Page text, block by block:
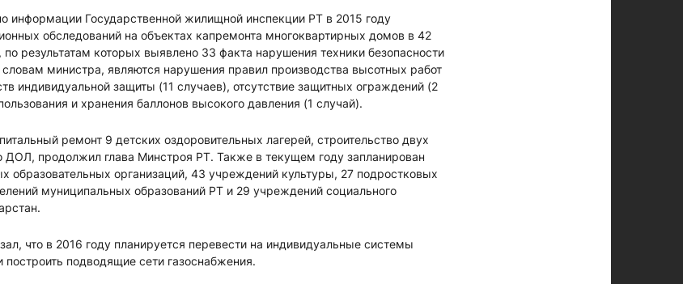
информации Государственной жилищной инспекции РТ в 2015 году
обследований на объектах капремонта многоквартирных домов в 42
результатам которых выявлено 33 факта нарушения техники безопасности
министра, являются нарушения правил производства высотных работ
индивидуальной защиты (11 случаев), отсутствие защитных ограждений (2
и хранения баллонов высокого давления (1 случай).
ремонт 9 детских оздоровительных лагерей, строительство двух
ДОЛ, продолжил глава Минстроя РТ. Также в текущем году запланирован
образовательных организаций, 43 учреждений культуры, 27 подростковых
муниципальных образований РТ и 29 учреждений социального
что в 2016 году планируется перевести на индивидуальные системы
построить подводящие сети газоснабжения.